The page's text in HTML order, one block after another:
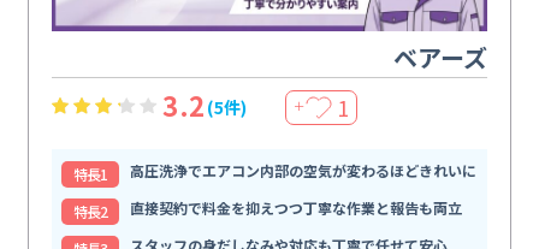
ベアーズ
3.2 (5件) ＋ 1
特⻑1
高圧洗浄でエアコン内部の空気が変わるほどきれいに
特⻑2
直接契約で料金を抑えつつ丁寧な作業と報告も両立
スタッフの身だしなみや対応も丁寧で任せて安心